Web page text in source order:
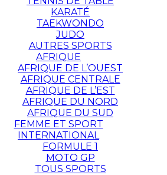
KARATÉ
TAEKWONDO
JUDO
AUTRES SPORTS
AFRIQUE
AFRIQUE DE L’OUEST
AFRIQUE CENTRALE
AFRIQUE DE L’EST
AFRIQUE DU NORD
AFRIQUE DU SUD
FEMME ET SPORT
INTERNATIONAL
FORMULE 1
MOTO GP
TOUS SPORTS